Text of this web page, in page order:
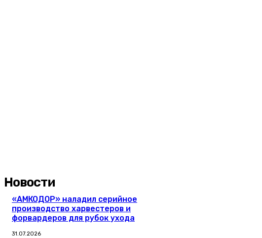
Новости
«АМКОДОР» наладил серийное
производство харвестеров и
форвардеров для рубок ухода
31.07.2026